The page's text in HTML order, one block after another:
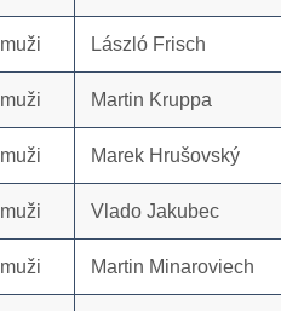
muži László Frisch
muži Martin Kruppa
muži Marek Hrušovský
muži Vlado Jakubec
muži Martin Minaroviech